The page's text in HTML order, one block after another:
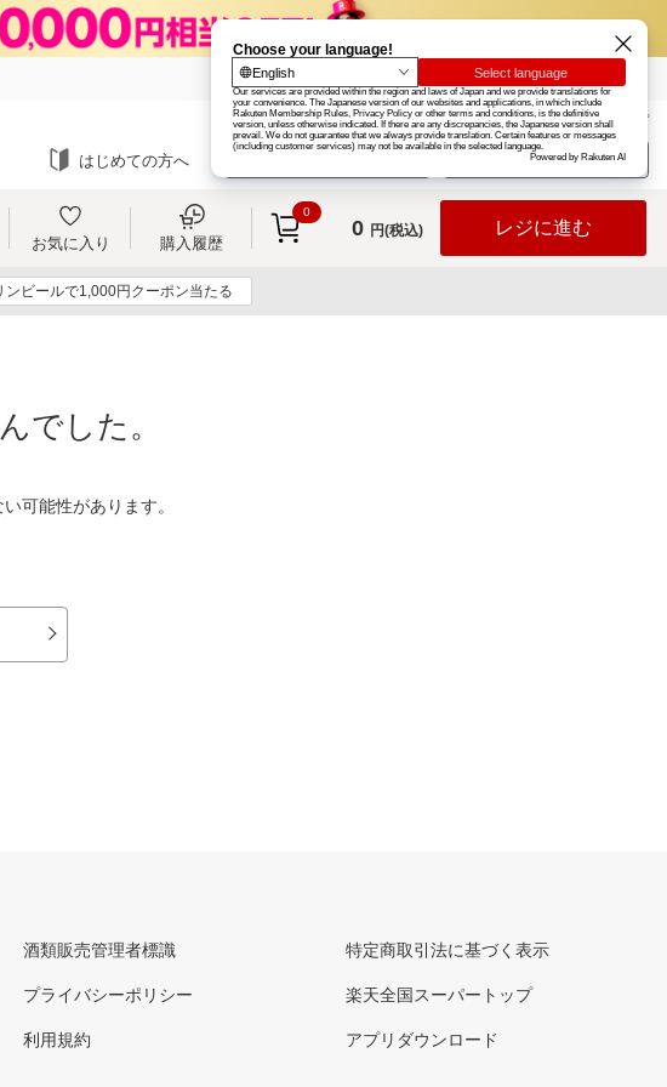
楽天グループ カード
お知らせ ヘルプ
はじめての方へ ログイン
お気に入り 購入履歴
0
0 円(税込) レジに進む
ンビールで1,000円クーポン当たる
でした。
可能性があります。
酒類販売管理者標識
プライバシーポリシー
利用規約
特定商取引法に基づく表示
楽天全国スーパートップ
アプリダウンロード